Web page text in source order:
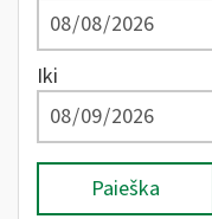
Iki
Paieška